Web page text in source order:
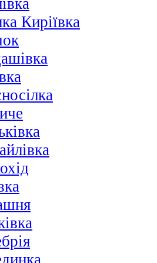
Киріївка